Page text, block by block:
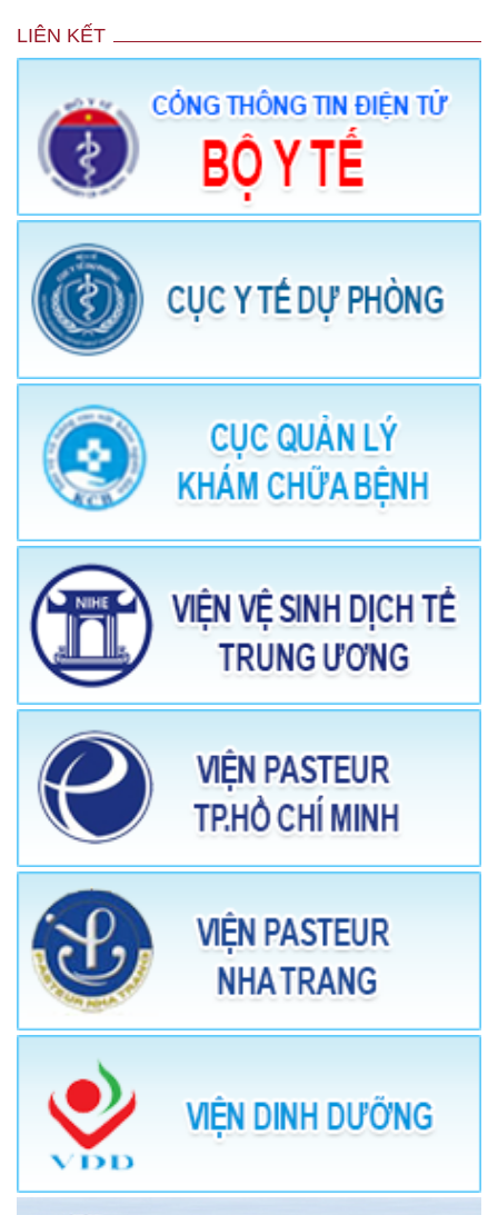
LIÊN KẾT